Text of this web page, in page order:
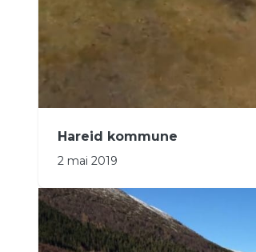
Hareid kommune
2 mai 2019